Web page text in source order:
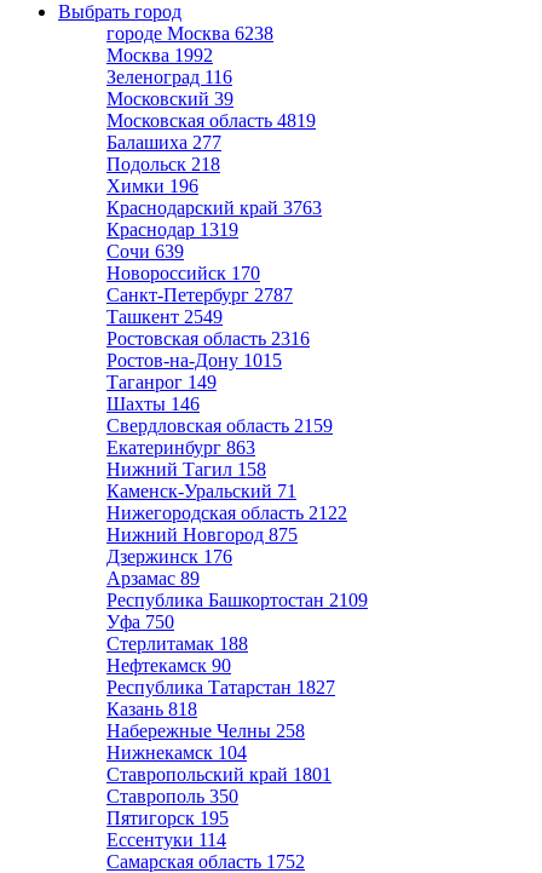
Выбрать город
городе Москва 6238
Москва 1992
Зеленоград 116
Московский 39
Московская область 4819
Балашиха 277
Подольск 218
Химки 196
Краснодарский край 3763
Краснодар 1319
Сочи 639
Новороссийск 170
Санкт-Петербург 2787
Ташкент 2549
Ростовская область 2316
Ростов-на-Дону 1015
Таганрог 149
Шахты 146
Свердловская область 2159
Екатеринбург 863
Нижний Тагил 158
Каменск-Уральский 71
Нижегородская область 2122
Нижний Новгород 875
Дзержинск 176
Арзамас 89
Республика Башкортостан 2109
Уфа 750
Стерлитамак 188
Нефтекамск 90
Республика Татарстан 1827
Казань 818
Набережные Челны 258
Нижнекамск 104
Ставропольский край 1801
Ставрополь 350
Пятигорск 195
Ессентуки 114
Самарская область 1752